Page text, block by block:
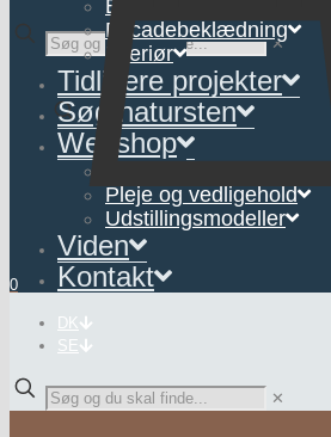
✕
Belægning
Facadebeklædning
Interiør
Tidligere projekter
Søg natursten
Webshop
Pleje og vedligehold
Udstillingsmodeller
Viden
Kontakt
0
DK
SE
✕
Se